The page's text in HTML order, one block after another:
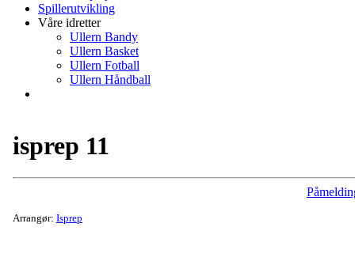
Spillerutvikling
Våre idretter
Ullern Bandy
Ullern Basket
Ullern Fotball
Ullern Håndball
isprep 11
Arrangør: Isprep